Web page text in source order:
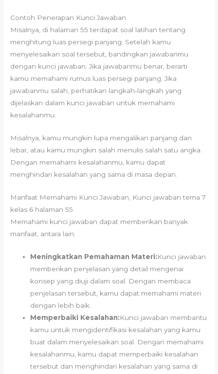
Contoh Penerapan Kunci Jawaban
Misalnya, di halaman 55 terdapat soal latihan tentang
menghitung luas persegi panjang. Setelah kamu
menyelesaikan soal tersebut, bandingkan jawabanmu
dengan kunci jawaban. Jika jawabanmu benar, berarti
kamu memahami rumus luas persegi panjang. Jika
jawabanmu salah, perhatikan langkah-langkah yang
dijelaskan dalam kunci jawaban untuk memahami
kesalahanmu.
Misalnya, kamu mungkin lupa mengalikan panjang dan
lebar, atau kamu mungkin salah menulis salah satu angka.
Dengan memahami kesalahanmu, kamu dapat
menghindari kesalahan yang sama di masa depan.
Manfaat Memahami Kunci Jawaban, Kunci jawaban tema 7
kelas 6 halaman 55
Memahami kunci jawaban dapat memberikan banyak
manfaat, antara lain:
Meningkatkan Pemahaman Materi:Kunci jawaban
memberikan penjelasan yang detail mengenai
konsep yang diuji dalam soal. Dengan membaca
penjelasan tersebut, kamu dapat memahami materi
dengan lebih baik.
Memperbaiki Kesalahan:Kunci jawaban membantu
kamu untuk mengidentifikasi kesalahan yang kamu
buat dalam menyelesaikan soal. Dengan memahami
kesalahanmu, kamu dapat memperbaiki kesalahan
tersebut dan menghindari kesalahan yang sama di